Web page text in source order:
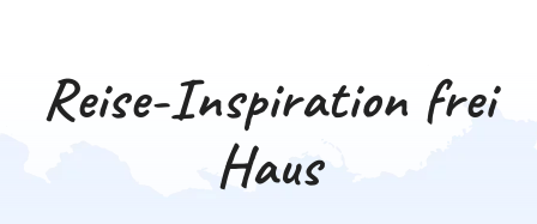
Reise-Inspiration frei
Haus